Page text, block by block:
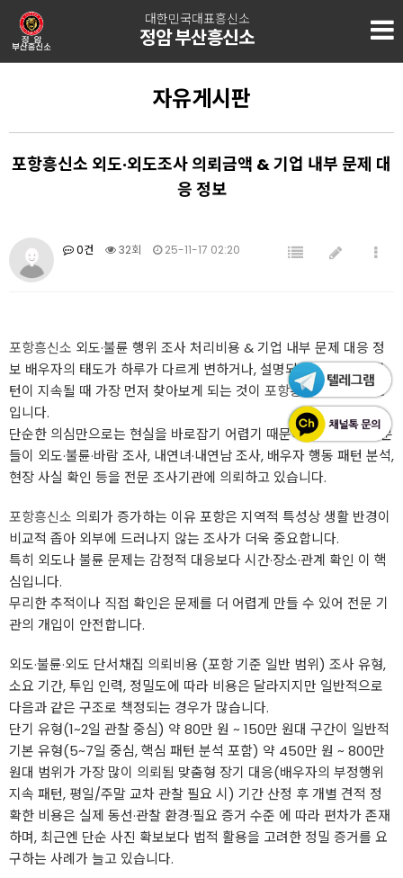
대한민국대표흥신소
정암 부산흥신소
자유게시판
포항흥신소 외도·외도조사 의뢰금액 & 기업 내부 문제 대
응 정보
0건 32회 25-11-17 02:20
포항흥신소 외도·불륜 행위 조사 처리비용 & 기업 내부 문제 대응 정
보 배우자의 태도가 하루가 다르게 변하거나, 설명되지 않는 생활 패
턴이 지속될 때 가장 먼저 찾아보게 되는 것이 포항흥신소 관련 정보
입니다.
단순한 의심만으로는 현실을 바로잡기 어렵기 때문에, 실제로 많은 분
들이 외도·불륜·바람 조사, 내연녀·내연남 조사, 배우자 행동 패턴 분석,
현장 사실 확인 등을 전문 조사기관에 의뢰하고 있습니다.
포항흥신소 의뢰가 증가하는 이유 포항은 지역적 특성상 생활 반경이
비교적 좁아 외부에 드러나지 않는 조사가 더욱 중요합니다.
특히 외도나 불륜 문제는 감정적 대응보다 시간·장소·관계 확인 이 핵
심입니다.
무리한 추적이나 직접 확인은 문제를 더 어렵게 만들 수 있어 전문 기
관의 개입이 안전합니다.
외도·불륜·외도 단서채집 의뢰비용 (포항 기준 일반 범위) 조사 유형,
소요 기간, 투입 인력, 정밀도에 따라 비용은 달라지지만 일반적으로
다음과 같은 구조로 책정되는 경우가 많습니다.
단기 유형(1~2일 관찰 중심) 약 80만 원 ~ 150만 원대 구간이 일반적
기본 유형(5~7일 중심, 핵심 패턴 분석 포함) 약 450만 원 ~ 800만
원대 범위가 가장 많이 의뢰됨 맞춤형 장기 대응(배우자의 부정행위
지속 패턴, 평일/주말 교차 관찰 필요 시) 기간 산정 후 개별 견적 정
확한 비용은 실제 동선·관찰 환경·필요 증거 수준 에 따라 편차가 존재
하며, 최근엔 단순 사진 확보보다 법적 활용을 고려한 정밀 증거를 요
구하는 사례가 늘고 있습니다.